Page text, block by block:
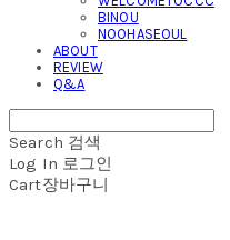
BINOU
NOOHASEOUL
ABOUT
REVIEW
Q&A
Search 검색
Log In 로그인
Cart장바구니